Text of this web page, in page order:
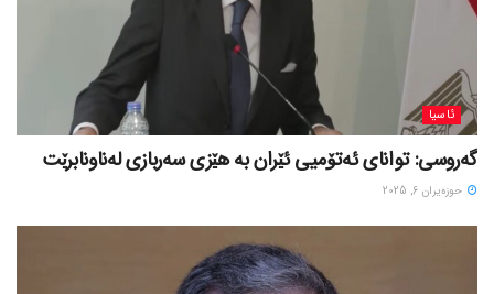
ئاسیا
گەروسی: توانای ئەتۆمیی ئێران بە هێزی سەربازی لەناونابرێت
حوزه‌یران 6, 2025